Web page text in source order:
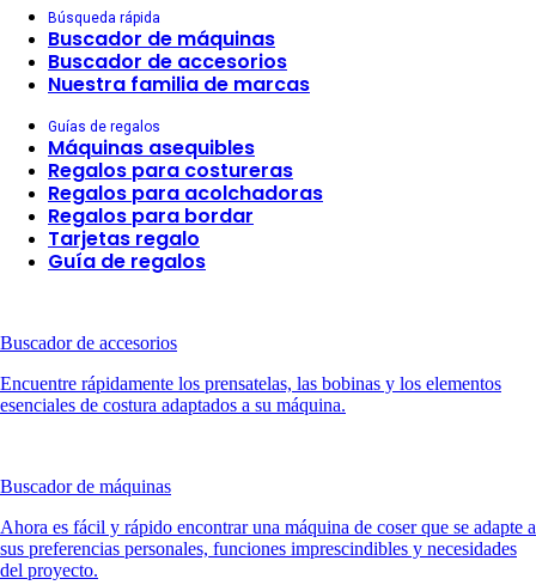
Búsqueda rápida
Buscador de máquinas
Buscador de accesorios
Nuestra familia de marcas
Guías de regalos
Máquinas asequibles
Regalos para costureras
Regalos para acolchadoras
Regalos para bordar
Tarjetas regalo
Guía de regalos
Buscador de accesorios
Encuentre rápidamente los prensatelas, las bobinas y los elementos
esenciales de costura adaptados a su máquina.
Buscador de máquinas
Ahora es fácil y rápido encontrar una máquina de coser que se adapte a
sus preferencias personales, funciones imprescindibles y necesidades
del proyecto.